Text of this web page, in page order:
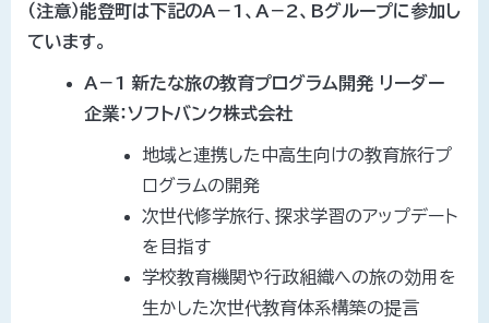
（注意）能登町は下記のA－1、A－2、Bグループに参加し
ています。
A－1 新たな旅の教育プログラム開発 リーダー
企業：ソフトバンク株式会社
地域と連携した中高生向けの教育旅行プ
ログラムの開発
次世代修学旅行、探求学習のアップデート
を目指す
学校教育機関や行政組織への旅の効用を
生かした次世代教育体系構築の提言